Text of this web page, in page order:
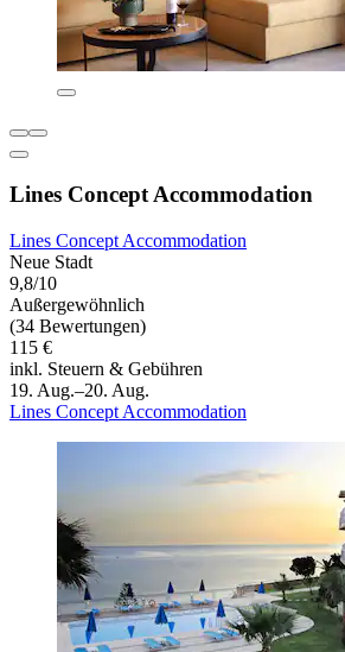
Lines Concept Accommodation
Lines Concept Accommodation
Neue Stadt
9,8/10
Außergewöhnlich
(34 Bewertungen)
115 €
inkl. Steuern & Gebühren
19. Aug.–20. Aug.
Lines Concept Accommodation